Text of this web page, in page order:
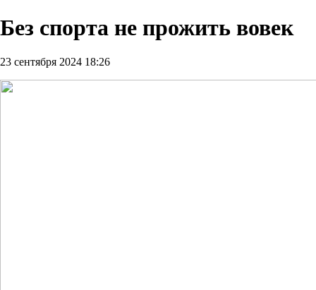
Без спорта не прожить вовек
23 сентября 2024 18:26